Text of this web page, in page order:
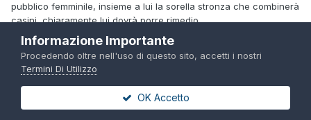
pubblico femminile, insieme a lui la sorella stronza che combinerà
casini, chiaramente lui dovrà porre rimedio.
E' una buona serie, cioè è un
power fantasy di lui scazzato-
fenomeno di quelli veramente biechi
serie, bei personaggi e setting.
Action commedia-drama e pure robotico, harem e parodia.
Mah, di ENGI non mi fido troppo, la staff è diciamo passabile ma
ho dubbi sul chara, il trailer non è animato... troppo.
Informazione Importante
Procedendo oltre nell'uso di questo sito, accetti i nostri
Termini Di Utilizzo
OK Accetto